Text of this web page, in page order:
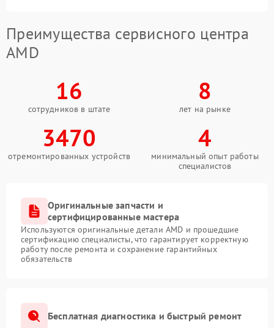
Преимущества сервисного центра
AMD
16
сотрудников в штате
8
лет на рынке
3470
отремонтированных устройств
4
минимальный опыт работы
специалистов
Оригинальные запчасти и
сертифицированные мастера
Используются оригинальные детали AMD и прошедшие
сертификацию специалисты, что гарантирует корректную
работу после ремонта и сохранение гарантийных
обязательств
Бесплатная диагностика и быстрый ремонт